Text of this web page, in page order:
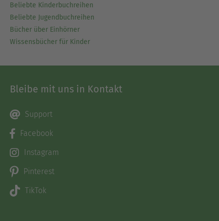
Beliebte Kinderbuchreihen
Beliebte Jugendbuchreihen
Bücher über Einhörner
Wissensbücher für Kinder
Bleibe mit uns in Kontakt
Support
Facebook
Instagram
Pinterest
TikTok